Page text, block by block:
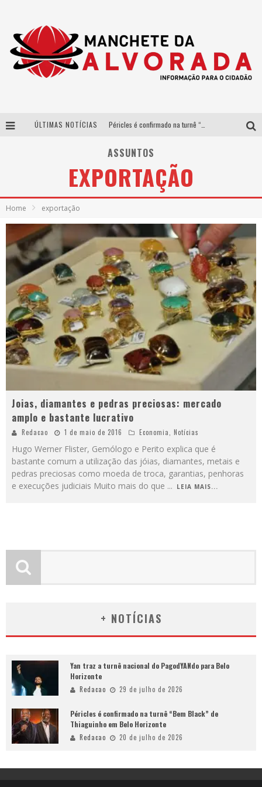
ÚLTIMAS NOTÍCIAS
Yan traz a turnê nacional do PagodYANdo para Belo Horizonte
ASSUNTOS
EXPORTAÇÃO
Home exportação
Joias, diamantes e pedras preciosas: mercado
amplo e bastante lucrativo
Redacao 1 de maio de 2016 Economia, Notícias
Hugo Werner Flister, Gemólogo e Perito explica que é
bastante comum a utilização das jóias, diamantes, metais e
pedras preciosas como moeda de troca, garantias, penhoras
e execuções judiciais Muito mais do que ... LEIA MAIS...
+ NOTÍCIAS
Yan traz a turnê nacional do PagodYANdo para Belo
Horizonte
Redacao 29 de julho de 2026
Péricles é confirmado na turnê “Bem Black” de
Thiaguinho em Belo Horizonte
Redacao 20 de julho de 2026